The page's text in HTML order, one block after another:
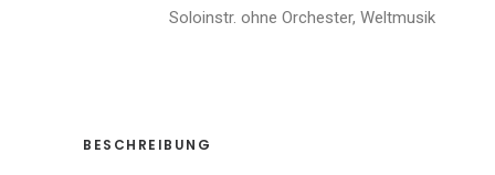
Soloinstr. ohne Orchester, Weltmusik
BESCHREIBUNG